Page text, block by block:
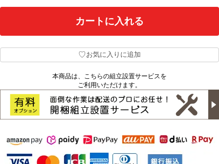
♡お気に入りに追加
本商品は、こちらの組立設置サービスを
ご利用いただけます。